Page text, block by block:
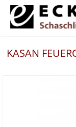
KASAN